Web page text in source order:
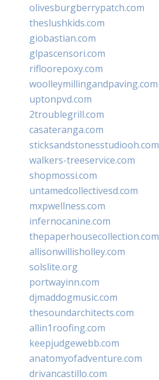
olivesburgberrypatch.com
theslushkids.com
giobastian.com
glpascensori.com
rifloorepoxy.com
woolleymillingandpaving.com
uptonpvd.com
2troublegrill.com
casateranga.com
sticksandstonesstudiooh.com
walkers-treeservice.com
shopmossi.com
untamedcollectivesd.com
mxpwellness.com
infernocanine.com
thepaperhousecollection.com
allisonwillisholley.com
solslite.org
portwayinn.com
djmaddogmusic.com
thesoundarchitects.com
allin1roofing.com
keepjudgewebb.com
anatomyofadventure.com
drivancastillo.com